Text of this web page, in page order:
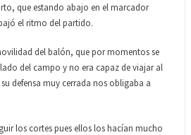
que estando abajo en el marcador
el ritmo del partido.
del balón, que por momentos se
del campo y no era capaz de viajar al
defensa muy cerrada nos obligaba a
los cortes pues ellos los hacían mucho